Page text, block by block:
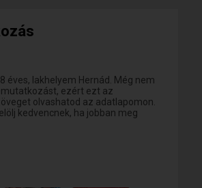
éves, lakhelyem Hernád. Még nem
ezért ezt az
olvashatod az adatlapomon.
kedvencnek, ha jobban meg